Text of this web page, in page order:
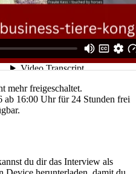
mehr freigeschaltet.
16:00 Uhr für 24 Stunden frei
du dir das Interview als